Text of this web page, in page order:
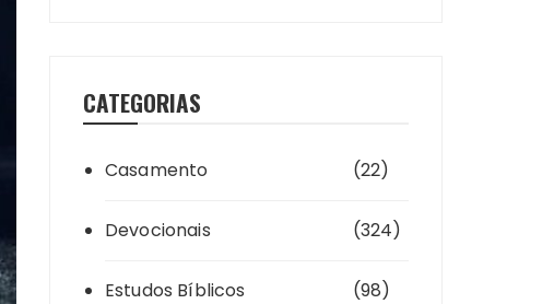
CATEGORIAS
Casamento (22)
Devocionais (324)
Estudos Bíblicos (98)